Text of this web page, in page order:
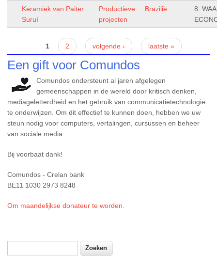
Keramiek van Paiter
Suruí
Productieve
projecten
Brazilië
8:
Pagina's
1 2 volgende › laatste »
Een gift voor Comundos
Comundos ondersteunt al jaren afgelegen
gemeenschappen in de wereld door kritisch denken,
mediageletterdheid en het gebruik van communicatietechnologie
te onderwijzen. Om dit effectief te kunnen doen, hebben we uw
steun nodig voor computers, vertalingen, cursussen en beheer
van sociale media.
Bij voorbaat dank!
Comundos - Crelan bank
BE11 1030 2973 8248
Om maandelijkse donateur te worden.